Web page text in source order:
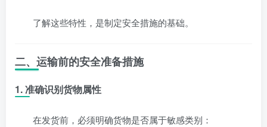
了解这些特性，是制定安全措施的基础。
二、运输前的安全准备措施
1.准确识别货物属性
在发货前，必须明确货物是否属于敏感类别：